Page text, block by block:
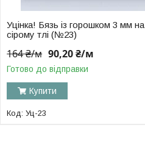
Уцінка! Бязь із горошком 3 мм на
сірому тлі (№23)
164 ₴/м 90,20 ₴/м
Готово до відправки
Купити
Уц-23